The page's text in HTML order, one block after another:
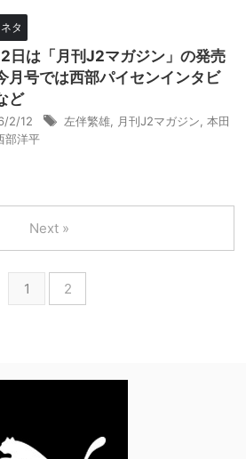
タ
日は「月刊J2マガジン」の発売
月号では西部パイセンインタビ
ど
2/12 左伴繁雄 月刊J2マガジン 本田
部洋平
1 2
Next »